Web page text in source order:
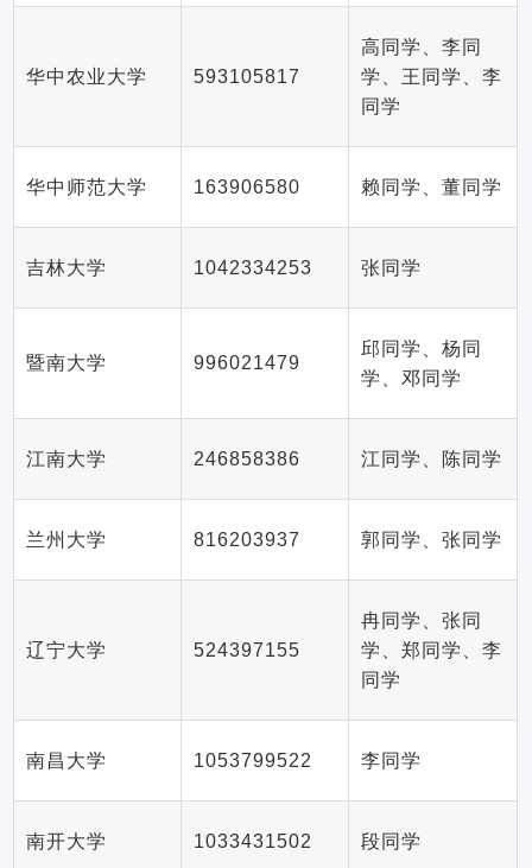
华中农业大学 593105817
高同学、李同
学、王同学、李
同学
华中师范大学 163906580 赖同学、董同学
吉林大学 1042334253 张同学
暨南大学 996021479
邱同学、杨同
学、邓同学
江南大学 246858386 江同学、陈同学
兰州大学 816203937 郭同学、张同学
辽宁大学 524397155
冉同学、张同
学、郑同学、李
同学
南昌大学 1053799522 李同学
南开大学 1033431502 段同学